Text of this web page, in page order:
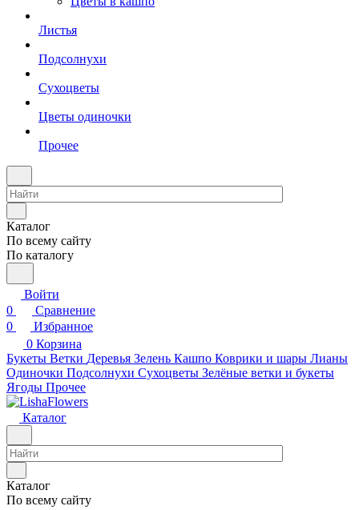
Листья
Подсолнухи
Сухоцветы
Цветы одиночки
Прочее
Каталог
По всему сайту
По каталогу
Войти
0
Сравнение
0
Избранное
0 Корзина
Букеты Ветки Деревья Зелень Кашпо Коврики и шары Лианы
Одиночки Подсолнухи Сухоцветы Зелёные ветки и букеты
Ягоды Прочее
Каталог
Каталог
По всему сайту